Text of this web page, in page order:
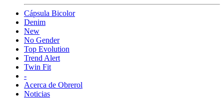
Cápsula Bicolor
Denim
New
No Gender
Top Evolution
Trend Alert
Twin Fit
-
Acerca de Obrerol
Noticias